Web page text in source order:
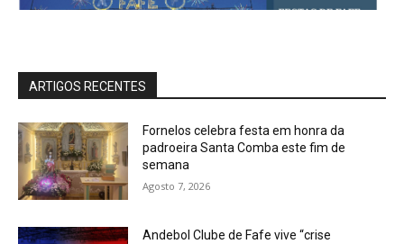
ARTIGOS RECENTES
Fornelos celebra festa em honra da
padroeira Santa Comba este fim de
semana
Agosto 7, 2026
Andebol Clube de Fafe vive “crise